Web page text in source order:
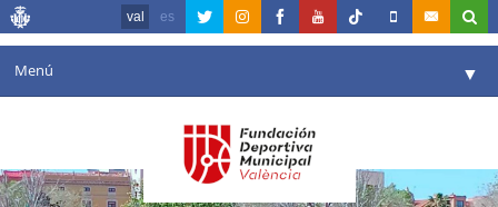
val es
Menú ▼
Agenda